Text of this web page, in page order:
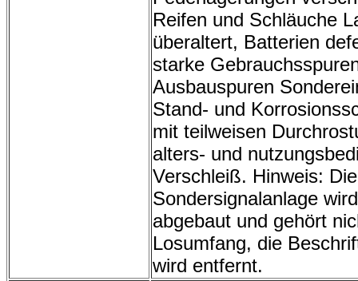
Reifen und Schläuche
überaltert, Batterien
starke
Ausbauspuren
Stand- und
mit teilweisen
alters- und
Verschleiß. Hinweis: Die
Sondersignalanlage wird
abgebaut und gehört
Losumfang, die
wird entfernt.